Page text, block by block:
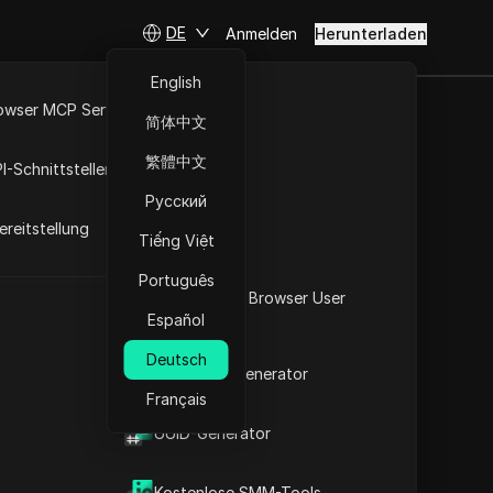
Was ist mein Browser User
Agent
2FA-Code-Generator
UUID-Generator
MCP Server
Schnittstellen
DE
English
简体中文
繁體中文
Русский
Tiếng Việt
Português
Español
Deutsch
Français
Anmelden Herunterladen
bereich
IP-Adressliste und des
und kopieren und
Download